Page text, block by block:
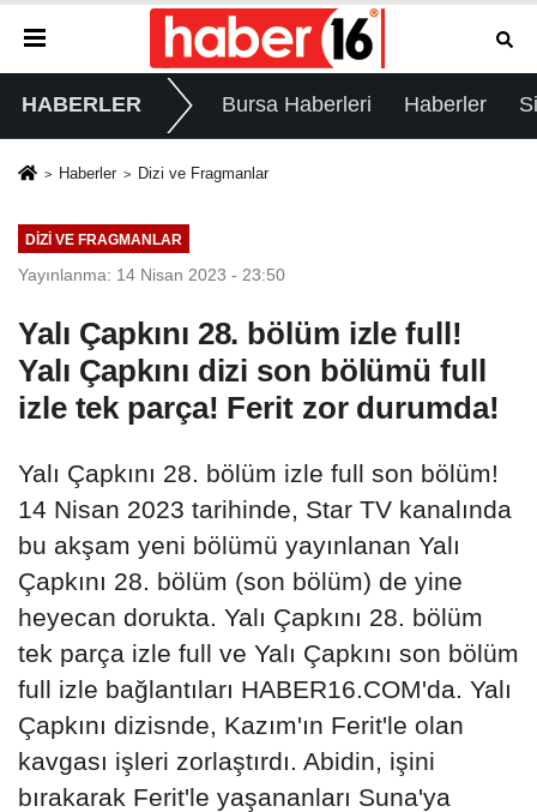
HABERLER Bursa Haberleri Haberler
Haberler Dizi ve Fragmanlar
DIZI VE FRAGMANLAR
Yayınlanma: 14 Nisan 2023 - 23:50
Yalı Çapkını 28. bölüm izle full!
Yalı Çapkını dizi son bölümü full
izle tek parça! Ferit zor durumda!
Yalı Çapkını 28. bölüm izle full son bölüm!
14 Nisan 2023 tarihinde, Star TV kanalında
bu akşam yeni bölümü yayınlanan Yalı
Çapkını 28. bölüm (son bölüm) de yine
heyecan dorukta. Yalı Çapkını 28. bölüm
tek parça izle full ve Yalı Çapkını son bölüm
full izle bağlantıları HABER16.COM'da. Yalı
Çapkını dizisnde, Kazım'ın Ferit'le olan
kavgası işleri zorlaştırdı. Abidin, işini
bırakarak Ferit'le yaşananları Suna'ya